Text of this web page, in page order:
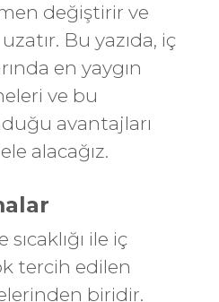
değiştirir ve
Bu yazıda, iç
nda en yaygın
ve bu
avantajları
alacağız.
ile iç
tercih edilen
biridir.